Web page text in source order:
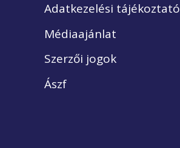
Adatkezelési tájékoztató
Médiaajánlat
Szerzői jogok
Ászf